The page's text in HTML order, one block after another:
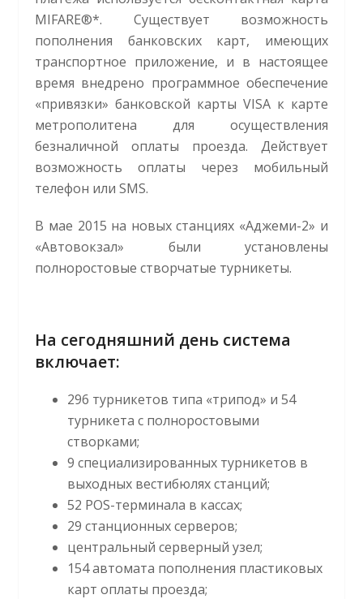
MIFARE®*. Существует возможность
пополнения банковских карт, имеющих
транспортное приложение, и в настоящее
время внедрено программное обеспечение
«привязки» банковской карты VISA к карте
метрополитена для осуществления
безналичной оплаты проезда. Действует
возможность оплаты через мобильный
телефон или SMS.
В мае 2015 на новых станциях «Аджеми-2» и
«Автовокзал» были установлены
полноростовые створчатые турникеты.
На сегодняшний день система
включает:
296 турникетов типа «трипод» и 54
турникета с полноростовыми
створками;
9 специализированных турникетов в
выходных вестибюлях станций;
52 POS-терминала в кассах;
29 станционных серверов;
центральный серверный узел;
154 автомата пополнения пластиковых
карт оплаты проезда;